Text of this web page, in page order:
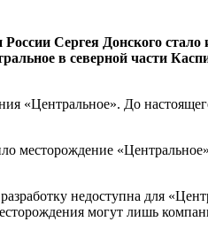
Сергея Донского стало
в северной части
«Центральное». До
месторождение
недоступна для
могут лишь